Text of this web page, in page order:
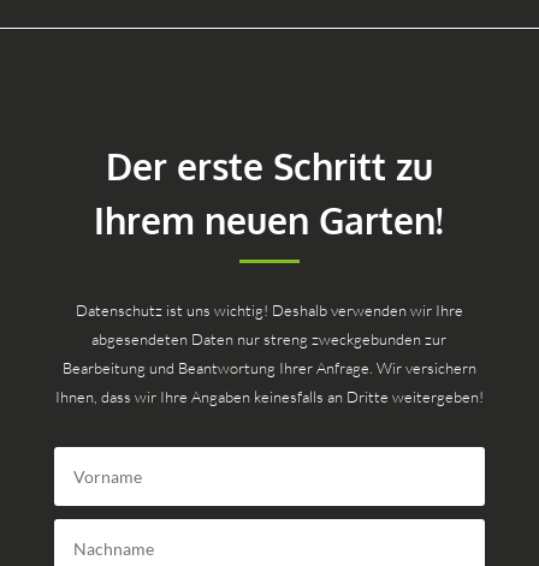
Der erste Schritt zu
Ihrem neuen Garten!
Datenschutz ist uns wichtig! Deshalb verwenden wir Ihre
abgesendeten Daten nur streng zweckgebunden zur
Bearbeitung und Beantwortung Ihrer Anfrage. Wir versichern
Ihnen, dass wir Ihre Angaben keinesfalls an Dritte weitergeben!